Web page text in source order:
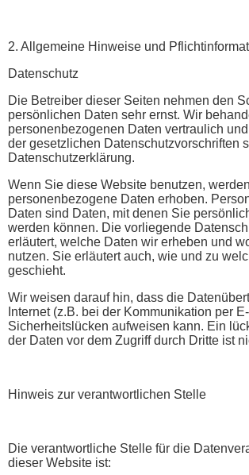
2. Allgemeine Hinweise und
Datenschutz
Die Betreiber dieser Seiten nehmen den
persönlichen Daten sehr ernst. Wir
personenbezogenen Daten vertraulich
der gesetzlichen Datenschutzvorschriften
Datenschutzerklärung.
Wenn Sie diese Website benutzen,
personenbezogene Daten erhoben.
Daten sind Daten, mit denen Sie
werden können. Die vorliegende
erläutert, welche Daten wir erheben und
nutzen. Sie erläutert auch, wie und zu
geschieht.
Wir weisen darauf hin, dass die
Internet (z.B. bei der Kommunikation per
Sicherheitslücken aufweisen kann. Ein
der Daten vor dem Zugriff durch Dritte ist
Hinweis zur verantwortlichen Stelle
Die verantwortliche Stelle für die
dieser Website ist: